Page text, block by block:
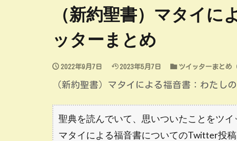
（新約聖書）マタイに
ッターまとめ
2022年9月7日 2023年5月7日 ツイッターまとめ
（新約聖書）マタイによる福音書：わたし
聖典を読んでいて、思いついたことをツ
マタイによる福音書についてのTwitter投